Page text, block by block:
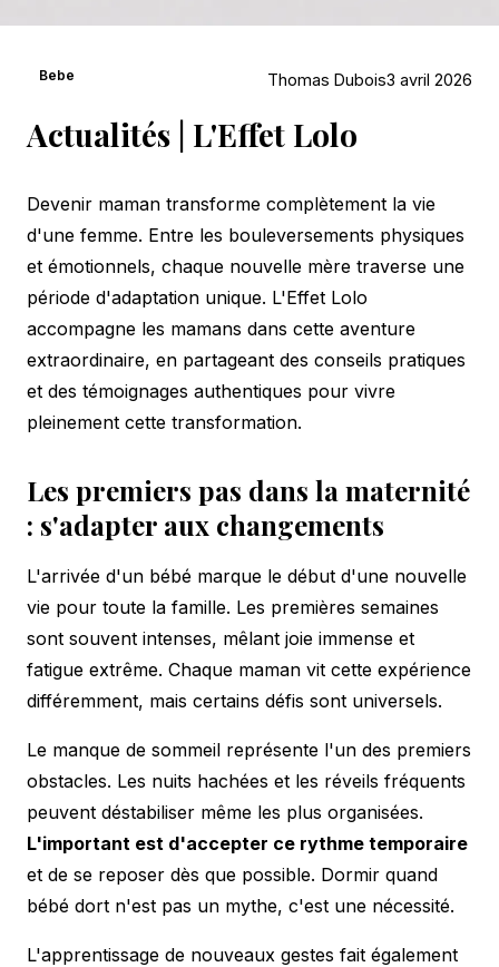
Bebe Thomas Dubois3 avril 2026
Actualités | L'Effet Lolo
Devenir maman transforme complètement la vie
d'une femme. Entre les bouleversements physiques
et émotionnels, chaque nouvelle mère traverse une
période d'adaptation unique. L'Effet Lolo
accompagne les mamans dans cette aventure
extraordinaire, en partageant des conseils pratiques
et des témoignages authentiques pour vivre
pleinement cette transformation.
Les premiers pas dans la maternité
: s'adapter aux changements
L'arrivée d'un bébé marque le début d'une nouvelle
vie pour toute la famille. Les premières semaines
sont souvent intenses, mêlant joie immense et
fatigue extrême. Chaque maman vit cette expérience
différemment, mais certains défis sont universels.
Le manque de sommeil représente l'un des premiers
obstacles. Les nuits hachées et les réveils fréquents
peuvent déstabiliser même les plus organisées.
L'important est d'accepter ce rythme temporaire
et de se reposer dès que possible. Dormir quand
bébé dort n'est pas un mythe, c'est une nécessité.
L'apprentissage de nouveaux gestes fait également